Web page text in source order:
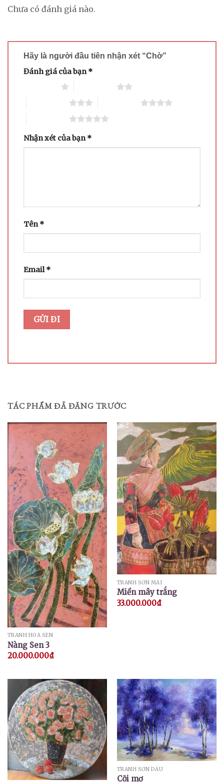
Chưa có đánh giá nào.
Hãy là người đầu tiên nhận xét “Chờ”
Đánh giá của bạn*
Nhận xét của bạn*
Tên*
Email*
TÁC PHẨM ĐÃ ĐĂNG TRƯỚC
TRANH HOA SEN
Nàng Sen 3
20.000.000₫
TRANH SƠN MÀI
Miền mây trắng
33.000.000₫
TRANH SƠN DẦU
Cõi mơ